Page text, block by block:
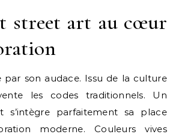
street art au cœur
par son audace. Issu de la culture
les codes traditionnels. Un
parfaitement sa place
moderne. Couleurs vives